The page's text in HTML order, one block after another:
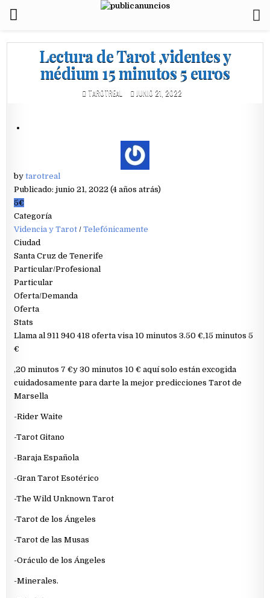
Lectura de Tarot ,videntes y
médium 15 minutos 5 euros
TAROTREAL JUNIO 21, 2022
bytarotreal
Publicado: junio 21, 2022 (4 años atrás)
5€
Categoría
Videncia y Tarot /Telefónicamente
Ciudad
Santa Cruz de Tenerife
Particular/Profesional
Particular
Oferta/Demanda
Oferta
Stats
Llama al 911 940 418 oferta visa 10 minutos 3.50 €,15 minutos 5
€
,20 minutos 7 €y 30 minutos 10 € aquí solo están excogida
cuidadosamente para darte la mejor predicciones Tarot de
Marsella
-Rider Waite
-Tarot Gitano
-Baraja Española
-Gran Tarot Esotérico
-The Wild Unknown Tarot
-Tarot de los Ángeles
-Tarot de las Musas
-Oráculo de los Ángeles
-Minerales.